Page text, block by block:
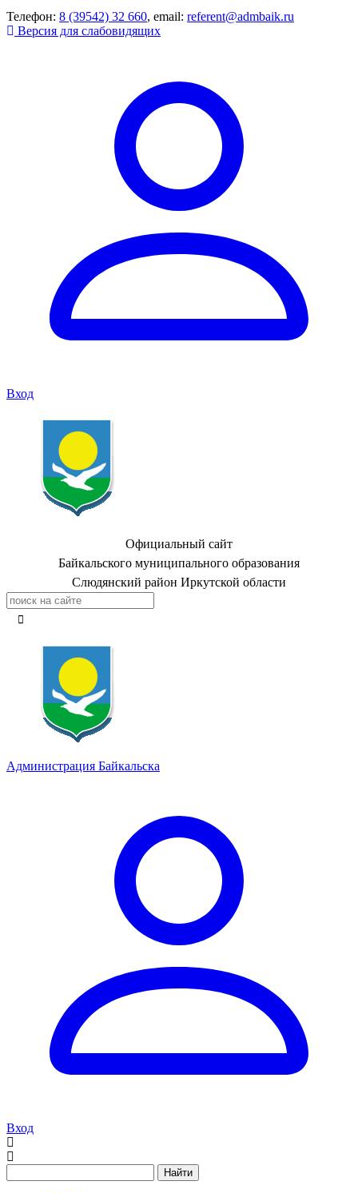
Телефон: 8 (39542) 32 660, email: referent@admbaik.ru
Версия для слабовидящих
Вход
Официальный сайт
Байкальского муниципального образования
Слюдянский район Иркутской области
Администрация Байкальска
Вход
Найти